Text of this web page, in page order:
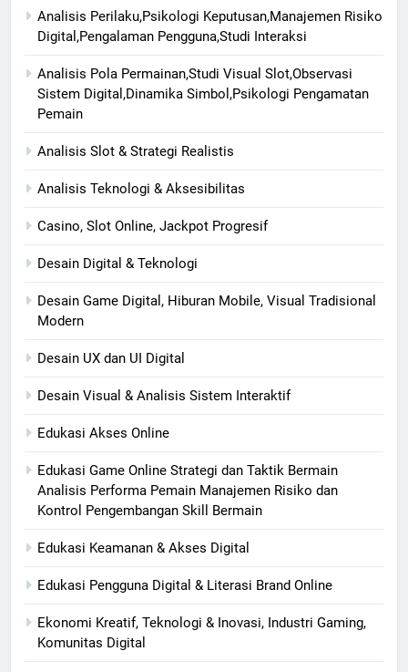
Analisis Perilaku,Psikologi Keputusan,Manajemen Risiko
Digital,Pengalaman Pengguna,Studi Interaksi
Analisis Pola Permainan,Studi Visual Slot,Observasi
Sistem Digital,Dinamika Simbol,Psikologi Pengamatan
Pemain
Analisis Slot & Strategi Realistis
Analisis Teknologi & Aksesibilitas
Casino, Slot Online, Jackpot Progresif
Desain Digital & Teknologi
Desain Game Digital, Hiburan Mobile, Visual Tradisional
Modern
Desain UX dan UI Digital
Desain Visual & Analisis Sistem Interaktif
Edukasi Akses Online
Edukasi Game Online Strategi dan Taktik Bermain
Analisis Performa Pemain Manajemen Risiko dan
Kontrol Pengembangan Skill Bermain
Edukasi Keamanan & Akses Digital
Edukasi Pengguna Digital & Literasi Brand Online
Ekonomi Kreatif, Teknologi & Inovasi, Industri Gaming,
Komunitas Digital